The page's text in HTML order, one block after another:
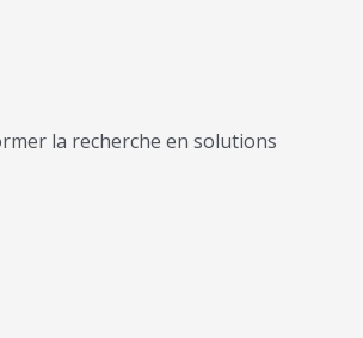
la recherche en solutions